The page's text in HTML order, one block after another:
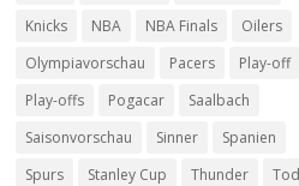
Knicks
NBA NBA Finals
Oilers
Olympiavorschau
Pacers
Play-off
Play-offs
Pogacar
Saalbach
Saisonvorschau
Sinner
Spanien
Spurs
Stanley Cup Thunder
Tod